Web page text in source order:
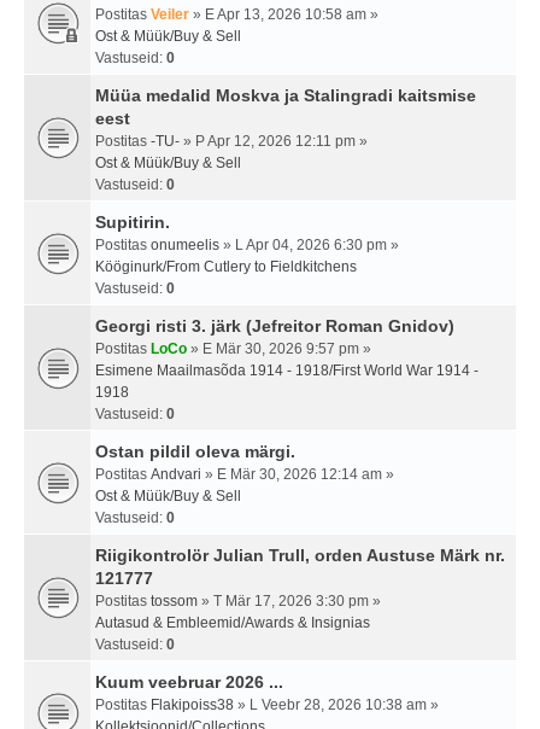
Postitas Veiler » E Apr 13, 2026 10:58 am »
Ost & Müük/Buy & Sell
Vastuseid: 0
Müüa medalid Moskva ja Stalingradi kaitsmise
eest
Postitas -TU- » P Apr 12, 2026 12:11 pm »
Ost & Müük/Buy & Sell
Vastuseid: 0
Supitirin.
Postitas onumeelis » L Apr 04, 2026 6:30 pm »
Kööginurk/From Cutlery to Fieldkitchens
Vastuseid: 0
Georgi risti 3. järk (Jefreitor Roman Gnidov)
Postitas LoCo » E Mär 30, 2026 9:57 pm »
Esimene Maailmasõda 1914 - 1918/First World War 1914 -
1918
Vastuseid: 0
Ostan pildil oleva märgi.
Postitas Andvari » E Mär 30, 2026 12:14 am »
Ost & Müük/Buy & Sell
Vastuseid: 0
Riigikontrolör Julian Trull, orden Austuse Märk nr.
121777
Postitas tossom » T Mär 17, 2026 3:30 pm »
Autasud & Embleemid/Awards & Insignias
Vastuseid: 0
Kuum veebruar 2026 ...
Postitas Flakipoiss38 » L Veebr 28, 2026 10:38 am »